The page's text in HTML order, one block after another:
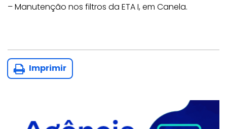
– Manutenção nos filtros da ETA I, em Canela.
Imprimir